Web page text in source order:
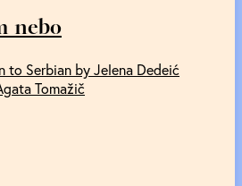
nebo
to Serbian by Jelena Dedeić
Tomažič